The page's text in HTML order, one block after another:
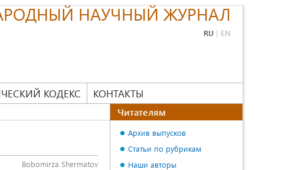
НАУЧНЫЙ ЖУРНАЛ
RU | EN
КОДЕКС КОНТАКТЫ
Bobomirza Shermatov
Читателям
Архив выпусков
Статьи по рубрикам
Наши авторы